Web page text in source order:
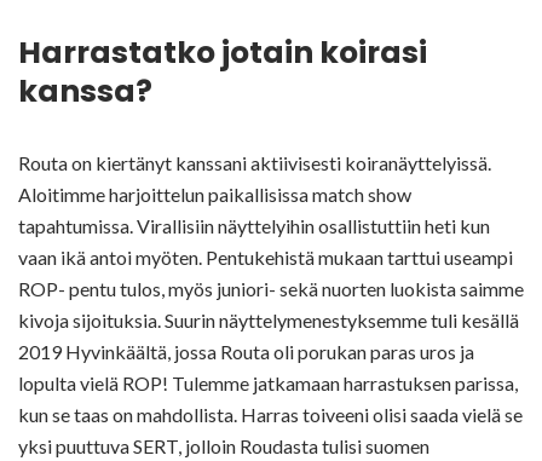
Harrastatko jotain koirasi
kanssa?
Routa on kiertänyt kanssani aktiivisesti koiranäyttelyissä.
Aloitimme harjoittelun paikallisissa match show
tapahtumissa. Virallisiin näyttelyihin osallistuttiin heti kun
vaan ikä antoi myöten. Pentukehistä mukaan tarttui useampi
ROP- pentu tulos, myös juniori- sekä nuorten luokista saimme
kivoja sijoituksia. Suurin näyttelymenestyksemme tuli kesällä
2019 Hyvinkäältä, jossa Routa oli porukan paras uros ja
lopulta vielä ROP! Tulemme jatkamaan harrastuksen parissa,
kun se taas on mahdollista. Harras toiveeni olisi saada vielä se
yksi puuttuva SERT, jolloin Roudasta tulisi suomen